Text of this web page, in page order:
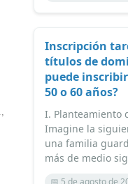
Inscripción
títulos de
puede
50 o 60 años?
I. Planteamiento
Imagine la
una familia
más de medio
📅 5 de agosto de